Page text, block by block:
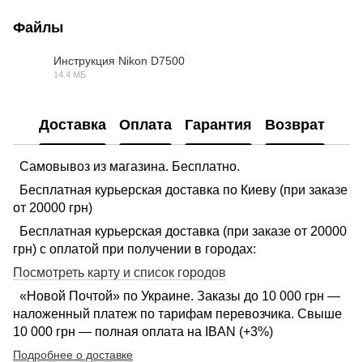
Файлы
Инструкция Nikon D7500
14.4 МБ
Доставка Оплата Гарантия Возврат
Самовывоз из магазина. Бесплатно.
Бесплатная курьерская доставка по Киеву (при заказе
от 20000 грн)
Бесплатная курьерская доставка (при заказе от 20000
грн) с оплатой при получении в городах:
Посмотреть карту и список городов
«Новой Почтой» по Украине. Заказы до 10 000 грн —
наложенный платеж по тарифам перевозчика. Свыше
10 000 грн — полная оплата на IBAN (+3%)
Подробнее о доставке